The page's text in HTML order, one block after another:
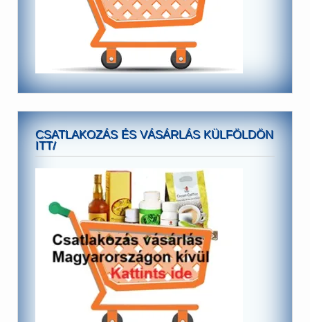
CSATLAKOZÁS ÉS VÁSÁRLÁS KÜLFÖLDÖN
ITT/